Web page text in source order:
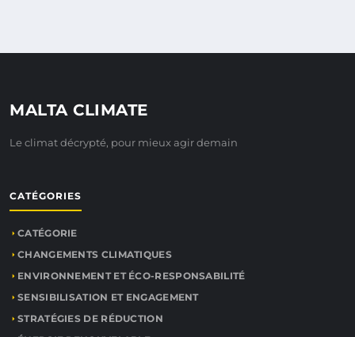
MALTA CLIMATE
Le climat décrypté, pour mieux agir demain
CATÉGORIES
CATÉGORIE
CHANGEMENTS CLIMATIQUES
ENVIRONNEMENT ET ÉCO-RESPONSABILITÉ
SENSIBILISATION ET ENGAGEMENT
STRATÉGIES DE RÉDUCTION